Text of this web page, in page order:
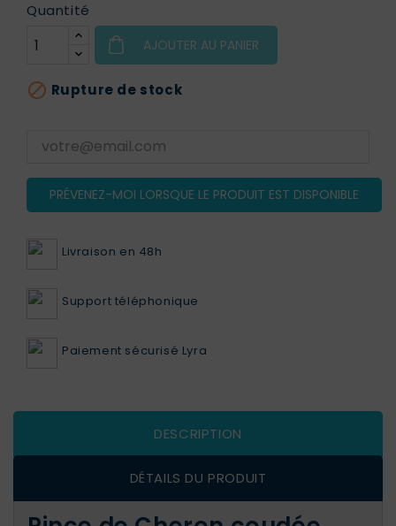
Quantité
AJOUTER AU PANIER
 Rupture de stock
PRÉVENEZ-MOI LORSQUE LE PRODUIT EST DISPONIBLE
Livraison en 48h
Support téléphonique
Paiement sécurisé Lyra
DESCRIPTION
DÉTAILS DU PRODUIT